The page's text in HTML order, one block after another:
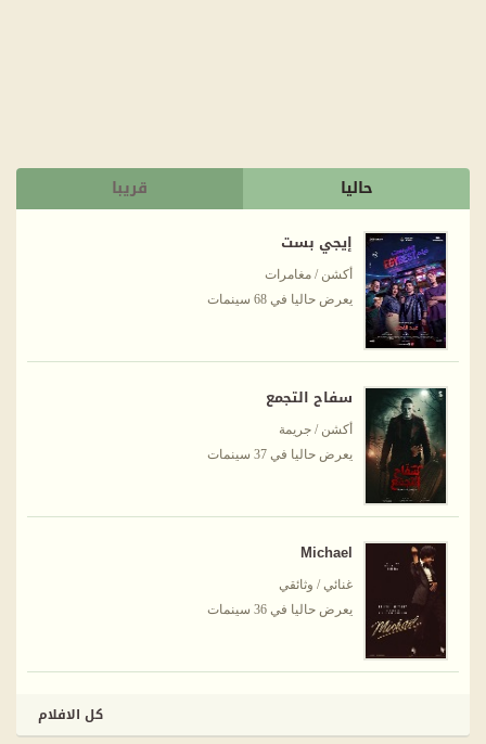
حاليا قريبا
إيجي بست
أكشن / مغامرات
يعرض حاليا في 68 سينمات
سفاح التجمع
أكشن / جريمة
يعرض حاليا في 37 سينمات
Michael
غنائي / وثائقي
يعرض حاليا في 36 سينمات
كل الافلام